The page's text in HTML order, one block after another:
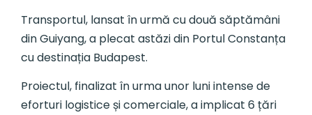
Transportul, lansat în urmă cu două săptămâni
din Guiyang, a plecat astăzi din Portul Constanța
cu destinația Budapest.
Proiectul, finalizat în urma unor luni intense de
eforturi logistice și comerciale, a implicat 6 țări